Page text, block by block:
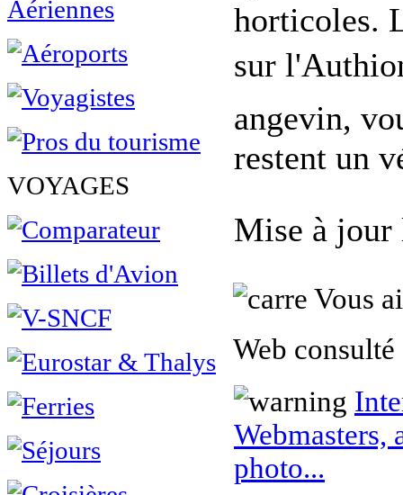
VOYAGES
horticoles.
sur
angevin,
restent un
Mise à jour
Vous
Web
photo...